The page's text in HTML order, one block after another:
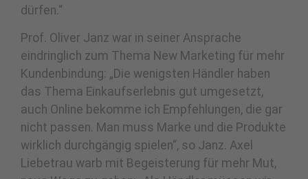
dürfen.“
Prof. Oliver Janz war in seiner Ansprache
eindringlich zum Thema New Marketing für mehr
Kundenbindung: „Die wenigsten Händler haben
das Thema Einkaufserlebnis gut umgesetzt,
auch Online bekomme ich Empfehlungen, die gar
nicht passen. Man muss Marke und die Produkte
wirklich durchgängig spielen“, so Janz. Axel
Liebetrau warb mit Begeisterung für mehr Mut,